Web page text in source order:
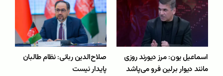
اسماعیل یون: مرز دیورند روزی
مانند دیوار برلین فرو می‌پاشد
صلاح‌الدین ربانی: نظام طالبان
پایدار نیست